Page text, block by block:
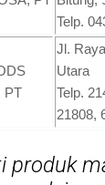
Telp.
PT
Jl.
Utara
Telp.
21808,
produk